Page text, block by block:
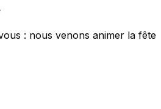
: nous venons animer la fête